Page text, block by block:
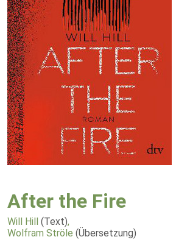
After the Fire
Will Hill (Text),
Wolfram Ströle (Übersetzung)